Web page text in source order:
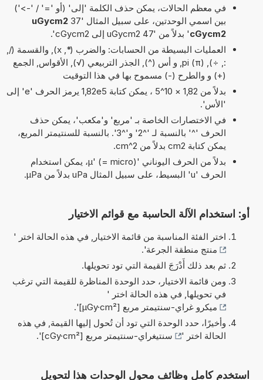
في معظم الحالات، يمكن حذف الكلمة 'إلى' (أو '=' / '->')
بين اسمي الوحدتين، على سبيل المثال '37
uGycm2
cGycm2' بدلاً من '47 uGycm2 إلى cGycm2'.
العمليات البسيطة من الحسابات: والضرب (*, x), والقسمة (/,
:, ÷), pi (π), و أس (^), الجذر التربيعي (√), الأقواس, الجمع
(+) و والطرح (-) مسموح بها في هذا التوقيت
بدلاً من 1,82 × 10^5 ، يمكن كتابة 1,82e5 يرمز الحرف 'e' إلى
'الأس'.
في الاختصارات الخاصة بـ 'مربع' و'مكعب'، يمكن حذف
الحرف '^' بالنسبة لـ '^2' و'^3'. بالنسبة للسنتيمتر المربع،
يمكن كتابة cm2 بدلاً من cm^2.
بدلاً من الحرف اليوناني 'µ' (= micro)، يمكن استخدام
الحرف 'u' البسيط، على سبيل المثال uPa بدلاً من µPa.
أو: استخدام الآلة الحاسبة مع قوائم الاختيار
اختر الفئة المناسبة من قائمة الاختيار, في هذه الحالة اختر '
منتج منطقة الجرعة'.
ثم بعد ذلك أَدْرَجَ القيمة التي تود تحويلها.
ومن قائمة الاختيار، حدد الوحدة المناظرة للقيمة التي ترغب
في تحويلها, في هذه الحالة اختر '
ميكرو غراي-سنتيمتر مربع [µGy·cm²]
'.
وأخيرًا، حدد الوحدة التي تود أن تُحول إليها القيمة, في هذه
الحالة اختر '
سنتيغراي-سنتيمتر مربع [cGy·cm²] '.
استخدم كامل وظائف محول الوحدات هذا لتحويل